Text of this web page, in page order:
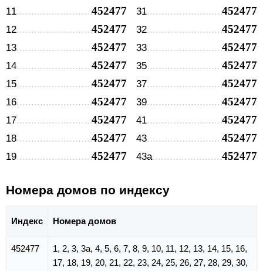
11 452477
12 452477
13 452477
14 452477
15 452477
16 452477
17 452477
18 452477
19 452477
31 452477
32 452477
33 452477
35 452477
37 452477
39 452477
41 452477
43 452477
43а 452477
Номера домов по индексу
Индекс Номера домов
452477
1, 2, 3, 3а, 4, 5, 6, 7, 8, 9, 10, 11, 12, 13, 14, 15, 16,
17, 18, 19, 20, 21, 22, 23, 24, 25, 26, 27, 28, 29, 30,